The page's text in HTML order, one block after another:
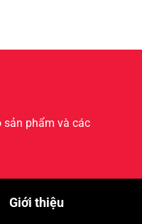
sản phẩm và các
Giới thiệu